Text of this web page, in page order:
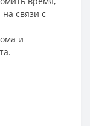
связи с
и